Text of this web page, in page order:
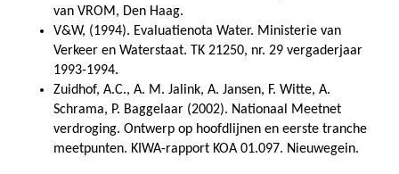
van VROM, Den Haag.
V&W, (1994). Evaluatienota Water. Ministerie van
Verkeer en Waterstaat. TK 21250, nr. 29 vergaderjaar
1993-1994.
Zuidhof, A.C., A. M. Jalink, A. Jansen, F. Witte, A.
Schrama, P. Baggelaar (2002). Nationaal Meetnet
verdroging. Ontwerp op hoofdlijnen en eerste tranche
meetpunten. KIWA-rapport KOA 01.097. Nieuwegein.